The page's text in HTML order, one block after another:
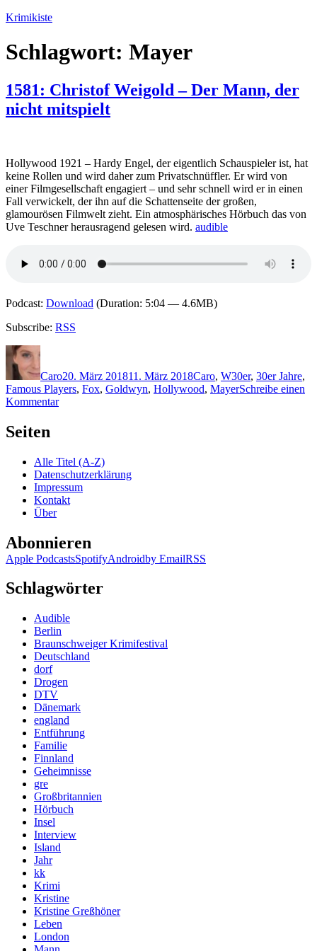
Zum
springen
Krimikiste
Schlagwort: Mayer
1581: Christof Weigold – Der Mann, der
nicht mitspielt
Hollywood 1921 – Hardy Engel, der eigentlich Schauspieler ist, hat
keine Rollen und wird daher zum Privatschnüffler. Er wird von
einer Filmgesellschaft engagiert – und sehr schnell wird er in einen
Fall verwickelt, der ihn auf die Schattenseite der großen,
glamourösen Filmwelt zieht. Ein atmosphärisches Hörbuch das von
Uve Teschner herausragend gelesen wird. audible
Podcast: Download (Duration: 5:04 — 4.6MB)
Subscribe: RSS
Autor
Caro20. März 201811. März 2018Caro, W30er, 30er Jahre,
Famous Players, Fox, Goldwyn, Hollywood, MayerSchreibe einen
Kommentarzu
Der
Mann,
der
nicht
Seiten
Alle Titel (A-Z)
Datenschutzerklärung
Impressum
Kontakt
Über
Abonnieren
Apple PodcastsSpotifyAndroidby EmailRSS
Schlagwörter
Audible
Berlin
Braunschweiger Krimifestival
Deutschland
dorf
Drogen
DTV
Dänemark
england
Entführung
Familie
Finnland
Geheimnisse
gre
Großbritannien
Hörbuch
Insel
Interview
Island
Jahr
kk
Krimi
Kristine
Kristine Greßhöner
Leben
London